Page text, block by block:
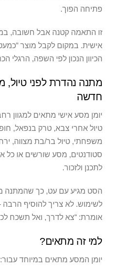
פתיחה הפוך.
זו התאמה קטנה אבל חשובה,
אישית. במקום לקבל מוצר
הכיוון הנכון לפי השפה,
מתנה נהדרת לפני טיול,
חדשה
יומן מסע אישי מתאים למגוון
טיול אחרי צבא, טרק בנפאל,
משפחתי, טיול בר/בת מצווה,
סטודנטים, מסע שורשים או כל
לתכנן ולזכור.
הסט מגיע עם עט, כך שהמתנה
לשימוש. לא צריך להוסיף
אומרת: “צא לדרך, ואל תשכח
למי זה מתאים?
יומן המסע מתאים במיוחד עבור: